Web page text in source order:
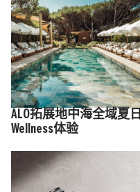
ALO拓展地中海全域夏日
Wellness体验